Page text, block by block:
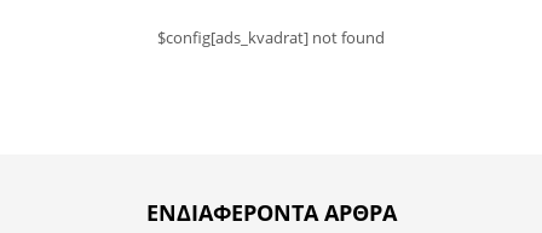
$config[ads_kvadrat] not found
ΕΝΔΙΑΦΈΡΟΝΤΑ ΆΡΘΡΑ